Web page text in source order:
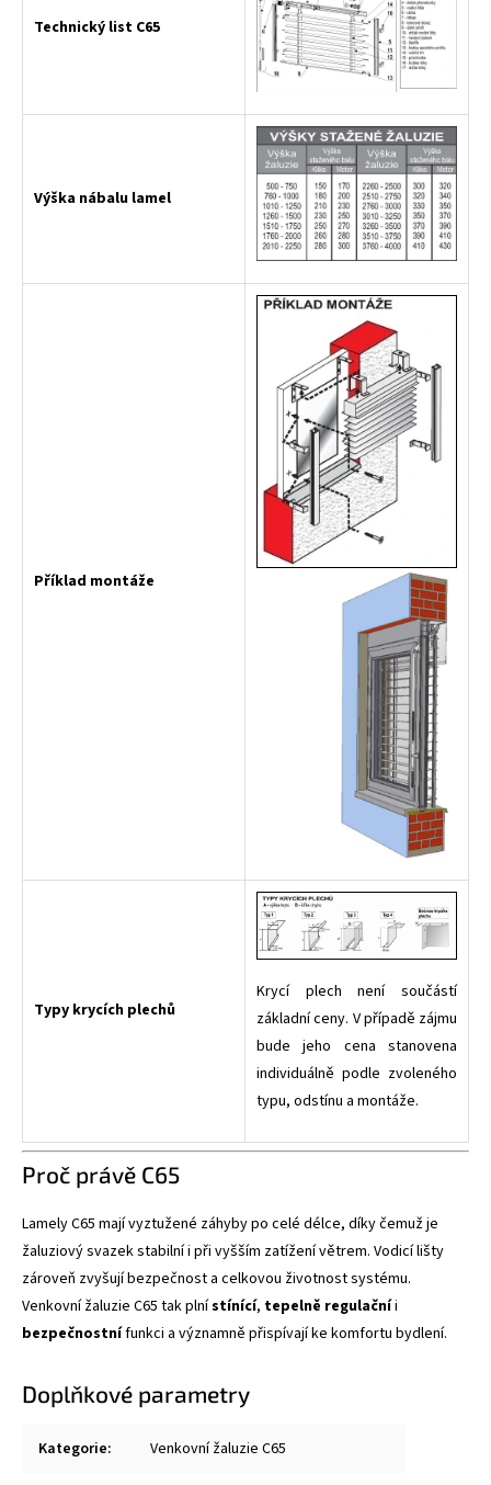
Technický list C65
Výška nábalu lamel
Příklad montáže
Typy krycích plechů
Krycí plech není součástí
základní ceny. V případě zájmu
bude jeho cena stanovena
individuálně podle zvoleného
typu, odstínu a montáže.
Proč právě C65
Lamely C65 mají vyztužené záhyby po celé délce, díky čemuž je
žaluziový svazek stabilní i při vyšším zatížení větrem. Vodicí lišty
zároveň zvyšují bezpečnost a celkovou životnost systému.
Venkovní žaluzie C65 tak plnístínící, tepelně regulačníi
bezpečnostnífunkci a významně přispívají ke komfortu bydlení.
Doplňkové parametry
Kategorie: Venkovní žaluzie C65